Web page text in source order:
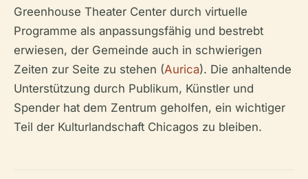
Greenhouse Theater Center durch virtuelle
Programme als anpassungsfähig und bestrebt
erwiesen, der Gemeinde auch in schwierigen
Zeiten zur Seite zu stehen (Aurica). Die anhaltende
Unterstützung durch Publikum, Künstler und
Spender hat dem Zentrum geholfen, ein wichtiger
Teil der Kulturlandschaft Chicagos zu bleiben.